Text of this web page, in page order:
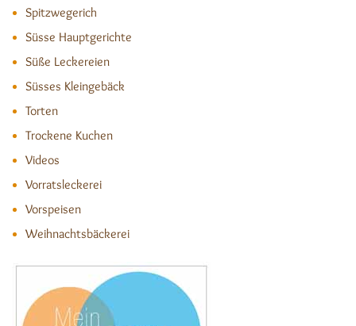
Spitzwegerich
Süsse Hauptgerichte
Süße Leckereien
Süsses Kleingebäck
Torten
Trockene Kuchen
Videos
Vorratsleckerei
Vorspeisen
Weihnachtsbäckerei